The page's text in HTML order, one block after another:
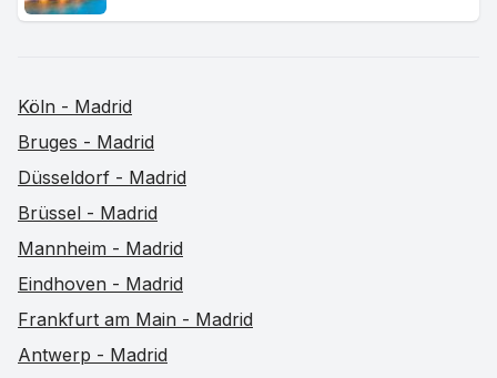
Köln - Madrid
Bruges - Madrid
Düsseldorf - Madrid
Brüssel - Madrid
Mannheim - Madrid
Eindhoven - Madrid
Frankfurt am Main - Madrid
Antwerp - Madrid